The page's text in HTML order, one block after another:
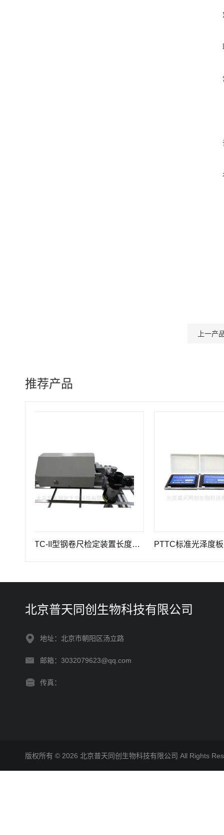
上一产
推荐产品
PTTC-II型钢卷尺检定装置长度计量仪器 PTTC标准光泽度板-光学
北京普天同创生物科技有限公司
地址：北京市朝阳区汤立路
邮箱：3032079623@qq.com
传真：
版权所有 © 2026 北京普天同创生物科技有限公司 All Rights